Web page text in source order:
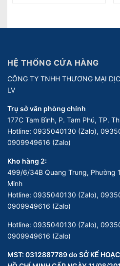
HỆ THỐNG CỬA HÀNG
CÔNG TY TNHH THƯƠNG MẠI
LV
Trụ sở văn phòng chính
177C Tam Bình, P. Tam Phú, TP.
Hotline: 0935040130 (Zalo),
0909949616 (Zalo)
Kho hàng 2:
499/6/34B Quang Trung, Phường
Minh
Hotline: 0935040130 (Zalo),
0909949616 (Zalo)
Hotline: 0935040130 (Zalo),
0909949616 (Zalo)
MST: 0312887789 do SỞ KẾ